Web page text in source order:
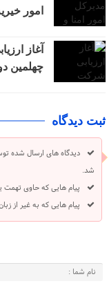
امور
آغاز
چهلمین
ثبت دیدگاه
دیدگاه های ارسال شده
شد.
پیام هایی که حاوی تهمت
پیام هایی که به غیر از